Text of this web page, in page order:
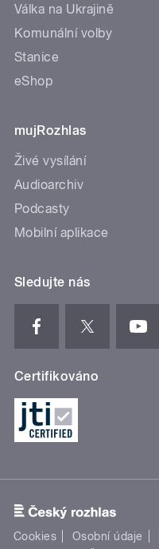
Válka na Ukrajině
Komunální volby
Stanice
eShop
mujRozhlas
Živé vysílání
Audioarchiv
Podcasty
Mobilní aplikace
Sledujte nás
Certifikováno
Cookies Osobní údaje